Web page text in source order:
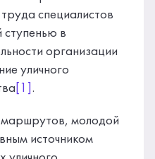
специалистов
ступенью в
организации
уличного
[1] .
маршрутов, молодой
источником